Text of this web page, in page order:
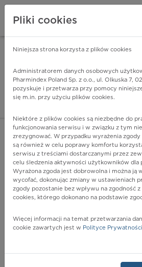
Pharmindex
ZALOGUJ SIĘ
POKAŻ
Pliki cookies
Niniejsza strona korzysta z plików cookies
Administratorem danych osobowych
Pharmindex Poland Sp. z o.o., ul. Olkuska 7,
pozyskuje i przetwarza przy pomocy
się m.in. przy użyciu plików cookies.
Niektóre z plików cookies są niezbędne do
funkcjonowania serwisu i w związku z tym
zrezygnować. W przypadku wyrażenia
są również w celu poprawy komfortu
serwisu z treściami dostarczanymi przez
celu śledzenia aktywności użytkowników
Wyrażona zgoda jest dobrowolna i można ją
wycofać, dokonując zmiany w ustawieniach
zgody pozostanie bez wpływu na zgodność
cookies, którego dokonano na podstawie
Więcej informacji na temat przetwarzania
cookie zawartych jest w Polityce Prywatności
ZA DARMO - w Google Play